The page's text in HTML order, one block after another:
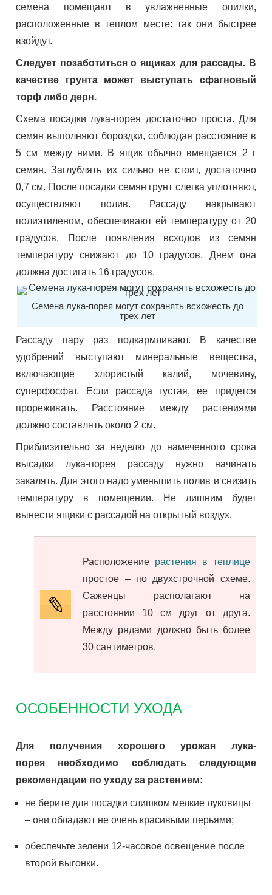
семена помещают в увлажненные опилки,
расположенные в теплом месте: так они быстрее
взойдут.
Следует позаботиться о ящиках для рассады. В
качестве грунта может выступать сфагновый
торф либо дерн.
Схема посадки лука-порея достаточно проста. Для
семян выполняют бороздки, соблюдая расстояние в
5 см между ними. В ящик обычно вмещается 2 г
семян. Заглублять их сильно не стоит, достаточно
0,7 см. После посадки семян грунт слегка уплотняют,
осуществляют полив. Рассаду накрывают
полиэтиленом, обеспечивают ей температуру от 20
градусов. После появления всходов из семян
температуру снижают до 10 градусов. Днем она
должна достигать 16 градусов.
Семена лука-порея могут сохранять всхожесть до
трех лет
Рассаду пару раз подкармливают. В качестве
удобрений выступают минеральные вещества,
включающие хлористый калий, мочевину,
суперфосфат. Если рассада густая, ее придется
прореживать. Расстояние между растениями
должно составлять около 2 см.
Приблизительно за неделю до намеченного срока
высадки лука-порея рассаду нужно начинать
закалять. Для этого надо уменьшить полив и снизить
температуру в помещении. Не лишним будет
вынести ящики с рассадой на открытый воздух.
Расположение растения в теплице
простое – по двухстрочной схеме.
Саженцы располагают на
расстоянии 10 см друг от друга.
Между рядами должно быть более
30 сантиметров.
ОСОБЕННОСТИ УХОДА
Для получения хорошего урожая лука-
порея необходимо соблюдать следующие
рекомендации по уходу за растением:
не берите для посадки слишком мелкие луковицы
– они обладают не очень красивыми перьями;
обеспечьте зелени 12-часовое освещение после
второй выгонки.